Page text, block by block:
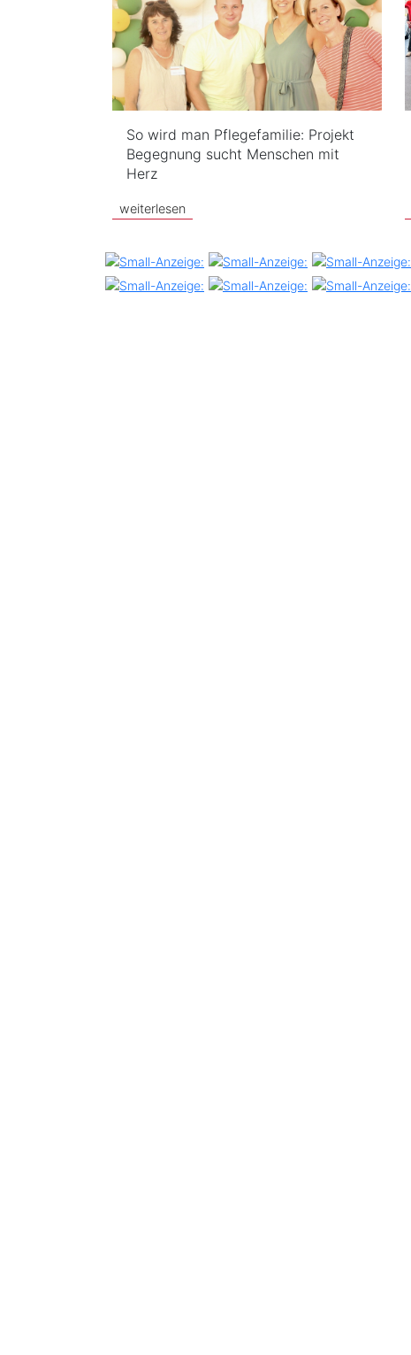
So wird man Pflegefamilie: Projekt
Begegnung sucht Menschen mit
Herz
weiterlesen